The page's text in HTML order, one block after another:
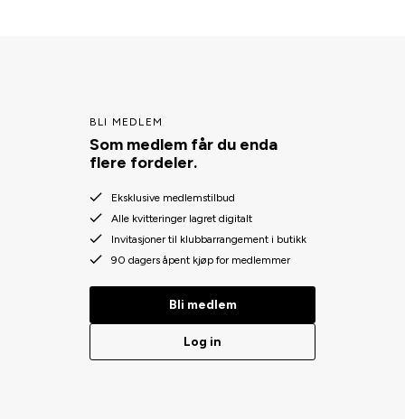
BLI MEDLEM
Som medlem får du enda
flere fordeler.
Eksklusive medlemstilbud
Alle kvitteringer lagret digitalt
Invitasjoner til klubbarrangement i butikk
90 dagers åpent kjøp for medlemmer
Bli medlem
Log in